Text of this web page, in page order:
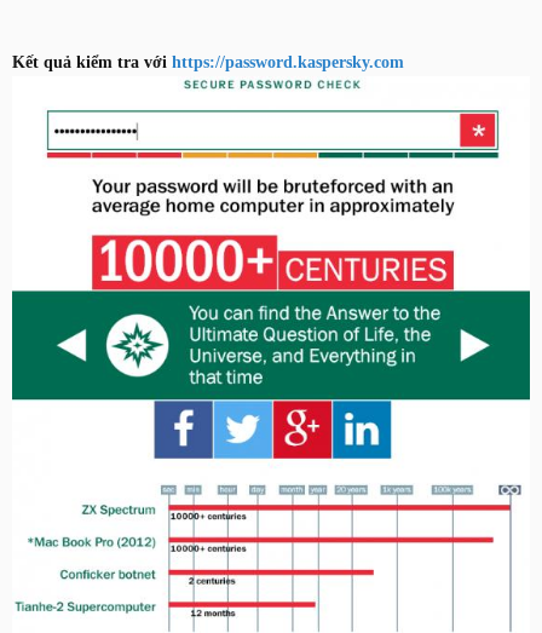
Kết quả kiểm tra với https://password.kaspersky.com